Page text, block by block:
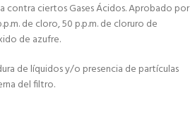
contra ciertos Gases Ácidos. Aprobado por
de cloro, 50 p.p.m. de cloruro de
de azufre.
de líquidos y/o presencia de partículas
del filtro.